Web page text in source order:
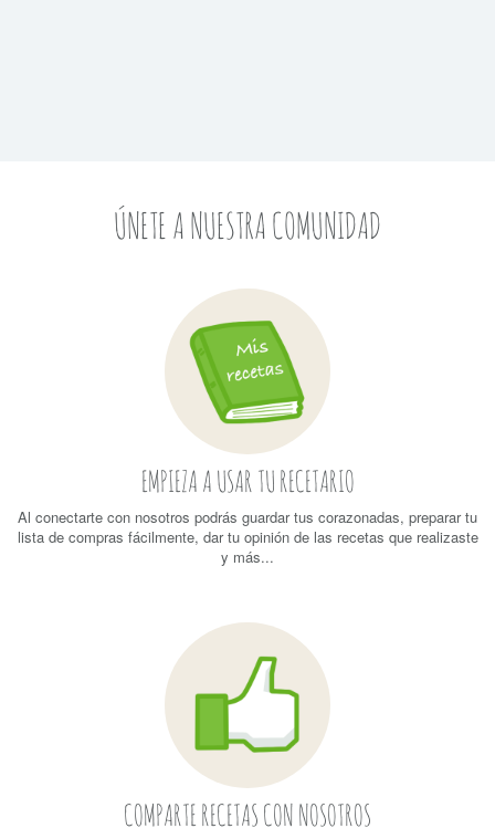
ÚNETE A NUESTRA COMUNIDAD
EMPIEZA A USAR TU RECETARIO
Al conectarte con nosotros podrás guardar tus corazonadas, preparar tu
lista de compras fácilmente, dar tu opinión de las recetas que realizaste
y más...
COMPARTE RECETAS CON NOSOTROS